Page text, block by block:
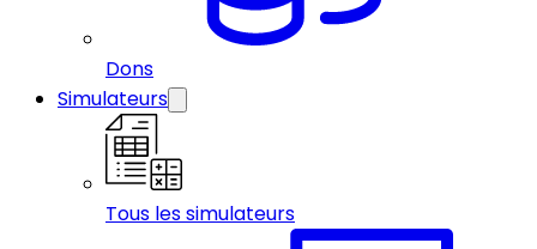
Dons
Simulateurs
Tous les simulateurs